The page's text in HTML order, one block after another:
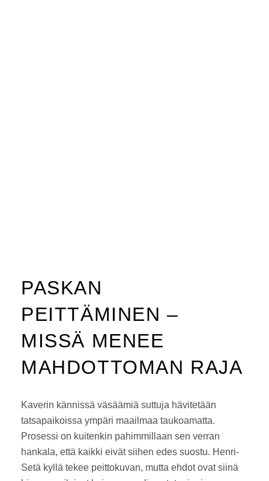
PASKAN
PEITTÄMINEN –
MISSÄ MENEE
MAHDOTTOMAN RAJA
Kaverin kännissä väsäämiä suttuja hävitetään
tatsapaikoissa ympäri maailmaa taukoamatta.
Prosessi on kuitenkin pahimmillaan sen verran
hankala, että kaikki eivät siihen edes suostu. Henri-
Setä kyllä tekee peittokuvan, mutta ehdot ovat siinä